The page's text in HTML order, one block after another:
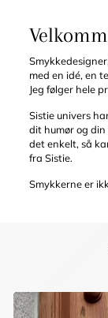
med en idé, en
Jeg følger hele
Sistie univers
dit humør og
det enkelt, så
fra Sistie.
Smykkerne er